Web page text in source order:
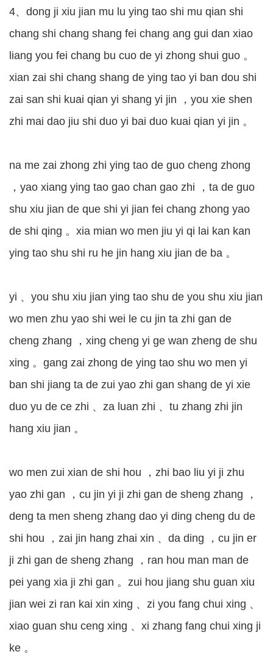
4、dong ji xiu jian mu lu ying tao shi mu qian shi
chang shi chang shang fei chang ang gui dan xiao
liang you fei chang bu cuo de yi zhong shui guo 。
xian zai shi chang shang de ying tao yi ban dou shi
zai san shi kuai qian yi shang yi jin ，you xie shen
zhi mai dao jiu shi duo yi bai duo kuai qian yi jin 。
na me zai zhong zhi ying tao de guo cheng zhong
，yao xiang ying tao gao chan gao zhi ，ta de guo
shu xiu jian de que shi yi jian fei chang zhong yao
de shi qing 。xia mian wo men jiu yi qi lai kan kan
ying tao shu shi ru he jin hang xiu jian de ba 。
yi 、you shu xiu jian ying tao shu de you shu xiu jian
wo men zhu yao shi wei le cu jin ta zhi gan de
cheng zhang ，xing cheng yi ge wan zheng de shu
xing 。gang zai zhong de ying tao shu wo men yi
ban shi jiang ta de zui yao zhi gan shang de yi xie
duo yu de ce zhi 、za luan zhi 、tu zhang zhi jin
hang xiu jian 。
wo men zui xian de shi hou ，zhi bao liu yi ji zhu
yao zhi gan ，cu jin yi ji zhi gan de sheng zhang ，
deng ta men sheng zhang dao yi ding cheng du de
shi hou ，zai jin hang zhai xin 、da ding ，cu jin er
ji zhi gan de sheng zhang ，ran hou man man de
pei yang xia ji zhi gan 。zui hou jiang shu guan xiu
jian wei zi ran kai xin xing 、zi you fang chui xing 、
xiao guan shu ceng xing 、xi zhang fang chui xing ji
ke 。